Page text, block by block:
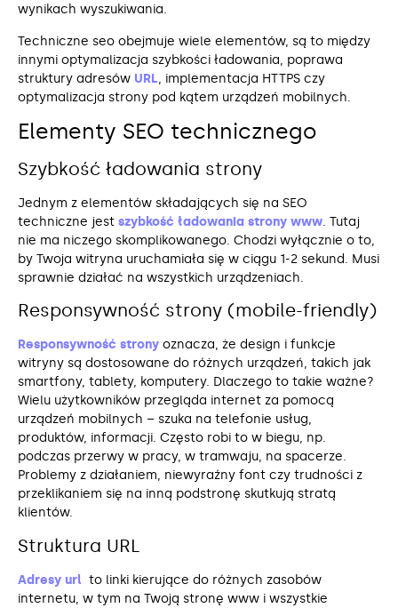
wynikach wyszukiwania.
Techniczne seo obejmuje wiele elementów, są to między
innymi optymalizacja szybkości ładowania, poprawa
struktury adresów URL, implementacja HTTPS czy
optymalizacja strony pod kątem urządzeń mobilnych.
Elementy SEO technicznego
Szybkość ładowania strony
Jednym z elementów składających się na SEO
techniczne jest szybkość ładowania strony www. Tutaj
nie ma niczego skomplikowanego. Chodzi wyłącznie o to,
by Twoja witryna uruchamiała się w ciągu 1-2 sekund. Musi
sprawnie działać na wszystkich urządzeniach.
Responsywność strony (mobile-friendly)
Responsywność strony oznacza, że design i funkcje
witryny są dostosowane do różnych urządzeń, takich jak
smartfony, tablety, komputery. Dlaczego to takie ważne?
Wielu użytkowników przegląda internet za pomocą
urządzeń mobilnych – szuka na telefonie usług,
produktów, informacji. Często robi to w biegu, np.
podczas przerwy w pracy, w tramwaju, na spacerze.
Problemy z działaniem, niewyraźny font czy trudności z
przeklikaniem się na inną podstronę skutkują stratą
klientów.
Struktura URL
Adresy url to linki kierujące do różnych zasobów
internetu, w tym na Twoją stronę www i wszystkie